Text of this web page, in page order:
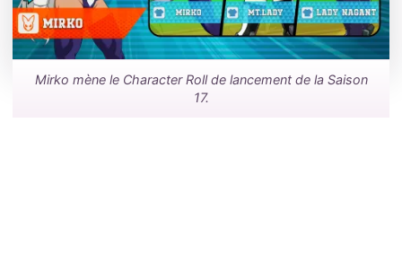
Mirko mène le Character Roll de lancement de la Saison
17.